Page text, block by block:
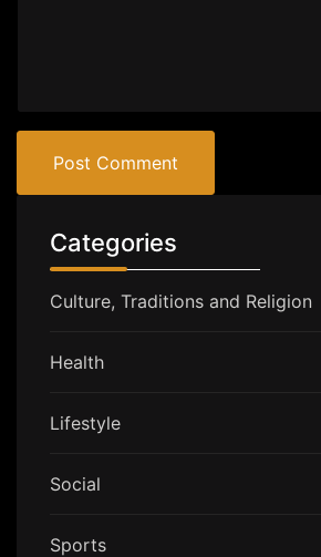
Post Comment
Categories
Culture, Traditions and Religion
Health
Lifestyle
Social
Sports